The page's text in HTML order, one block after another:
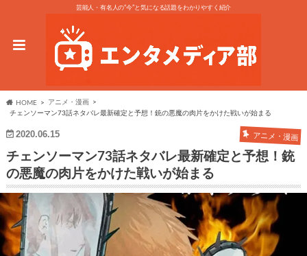
芸能人・有名人の“今”と気になる話題をわかりやすく紹介
HOME
アニメ・漫画
チェンソーマン73話ネタバレ最新確定と予想！銃の悪魔の肉片をかけた戦いが始まる
2020.06.15 アニメ・漫画
チェンソーマン73話ネタバレ最新確定と予想！銃
の悪魔の肉片をかけた戦いが始まる